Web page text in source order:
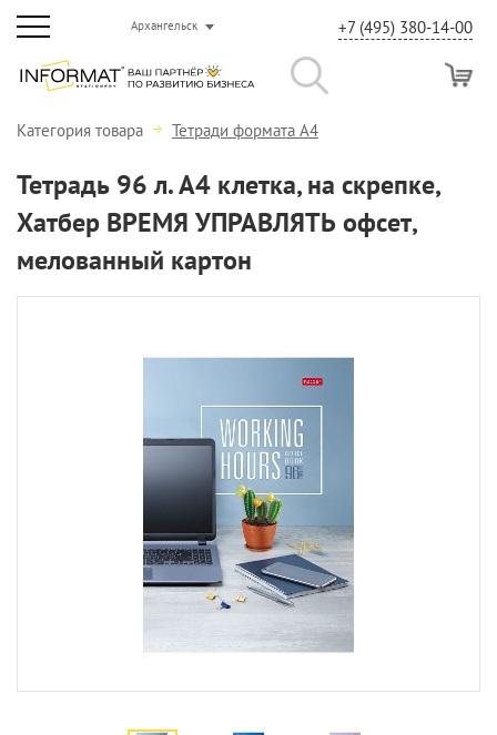
Архангельск +7 (495) 380-14-00
Категория товара Тетради формата А4
Тетрадь 96 л. А4 клетка, на скрепке,
Хатбер ВРЕМЯ УПРАВЛЯТЬ офсет,
мелованный картон